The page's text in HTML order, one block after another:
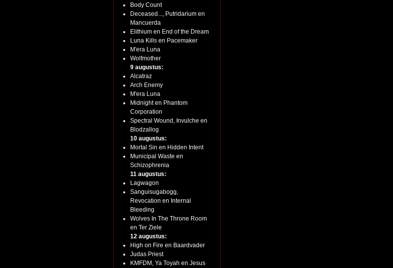
Body Count
Deceased..., Putridarium en
Mancuerda
Elithium en End of the Dream
Luna Kills en Pacemaker
M'era Luna
Wolfmother
9 augustus:
Alcatraz
Arch Enemy
M'era Luna
Midnight en Phantom
Corporation
Spectral Wound, Invulche en
Blodzallog
10 augustus:
Mortal Sin en Hidden Intent
Municipal Waste en
Schizophrenia
11 augustus:
Lagwagon
Sanguisugabogg,
Revocation en Internal
Bleeding
Wolves In The Throne Room
en Ter Ziele
12 augustus:
High on Fire en Baardvader
Judas Priest
KMFDM, Ya Toyah en Jesus